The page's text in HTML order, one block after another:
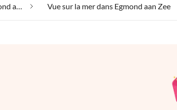
Vacances à la plage dans Egmond aan Zee Vue sur la mer dans Egmond aan Zee